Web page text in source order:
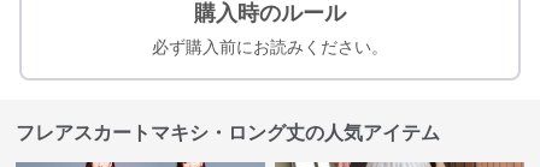
購入時のルール
必ず購入前にお読みください。
フレアスカートマキシ・ロング丈の人気アイテム